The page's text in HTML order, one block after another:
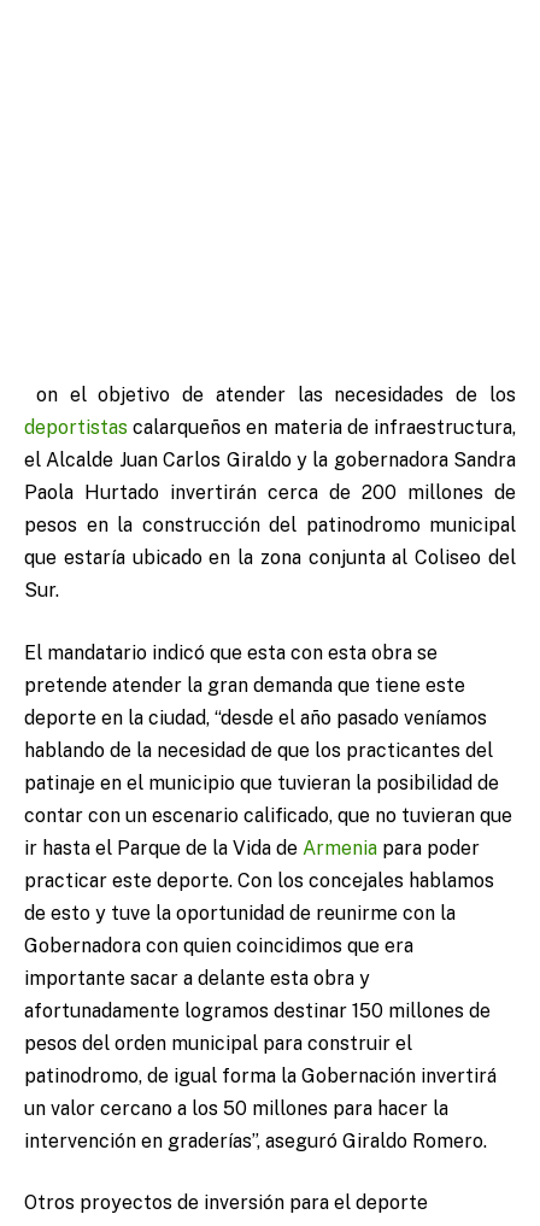
on el objetivo de atender las necesidades de los
deportistas calarqueños en materia de infraestructura,
el Alcalde Juan Carlos Giraldo y la gobernadora Sandra
Paola Hurtado invertirán cerca de 200 millones de
pesos en la construcción del patinodromo municipal
que estaría ubicado en la zona conjunta al Coliseo del
Sur.
El mandatario indicó que esta con esta obra se
pretende atender la gran demanda que tiene este
deporte en la ciudad, “desde el año pasado veníamos
hablando de la necesidad de que los practicantes del
patinaje en el municipio que tuvieran la posibilidad de
contar con un escenario calificado, que no tuvieran que
ir hasta el Parque de la Vida de Armenia para poder
practicar este deporte. Con los concejales hablamos
de esto y tuve la oportunidad de reunirme con la
Gobernadora con quien coincidimos que era
importante sacar a delante esta obra y
afortunadamente logramos destinar 150 millones de
pesos del orden municipal para construir el
patinodromo, de igual forma la Gobernación invertirá
un valor cercano a los 50 millones para hacer la
intervención en graderías”, aseguró Giraldo Romero.
Otros proyectos de inversión para el deporte